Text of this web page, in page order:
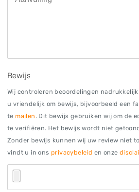
Bewijs
Wij controleren beoordelingen
u vriendelijk om bewijs, bijvoorbeeld een
te mailen . Dit bewijs gebruiken wij om de
te verifiëren. Het bewijs wordt niet
Zonder bewijs kunnen wij uw review niet
vindt u in ons privacybeleid en onze